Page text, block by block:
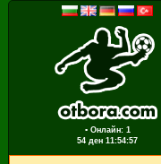
▪ Онлайн: 1
54 ден 11:54:57